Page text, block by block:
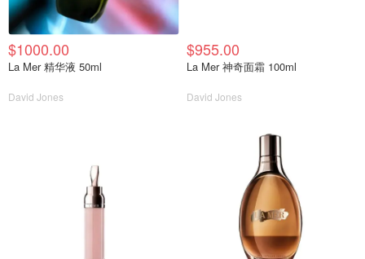
$1000.00
La Mer 精华液 50ml
David Jones
$955.00
La Mer 神奇面霜 100ml
David Jones